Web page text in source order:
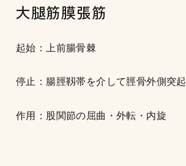
大腿筋膜張筋
起始：上前腸骨棘
停止：腸脛靱帯を介して脛骨外側突起
作用：股関節の屈曲・外転・内旋